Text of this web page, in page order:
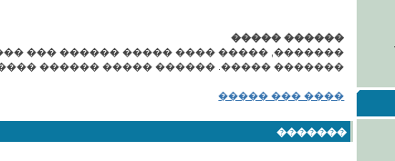
������ �����
����� ���� ����� ������ ��� �����
�����. ������ ����� ������ ����� ����.
���� ��� �����
�������